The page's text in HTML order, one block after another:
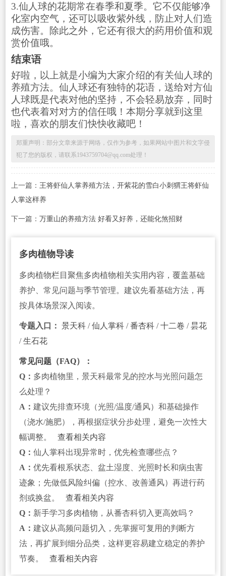
3.仙人球的花期常在春季和夏季。它不仅能够净
化室内空气，还可以吸收紫外线，防止对人们造
成伤害。除此之外，它还有很大的药用价值和观
赏价值哦。
结束语
好啦，以上就是小编为大家介绍的有关仙人球的
养殖方法。仙人球还有独特的花语，送给对方仙
人球既是代表对他的坚持，不会轻易放弃，同时
也代表着对对方的信任哦！本期分享就到这里
啦，喜欢的朋友们快快收藏吧！
郑重声明：部分文章来源于网络，仅作为参考，如果网站中图片和文字侵
犯了您的版权，请联系1943759704@qq.com处理！
上一篇： 王将虾仙人掌养殖方法，开紫花的雪白小刺猬王将虾仙
人掌这样养
下一篇： 万重山的养殖方法 好看又好养，还能化煞招财
多肉植物导读
多肉植物栏目聚焦多肉植物相关实用内容，覆盖基础
养护、常见问题与季节管理。建议先看基础方法，再
按具体场景深入阅读。
专题入口： 景天科/仙人掌科/番杏科/十二卷 /昙花
/生石花
常见问题（FAQ）：
Q： 多肉植物里，景天科最常见的控水与光照问题怎
么处理？
A： 建议先排查环境（光照/温度/通风）和基础操作
（浇水/施肥），再根据症状分步处理，避免一次性大
幅调整。
查看相关内容
Q： 仙人掌科出现异常时，优先检查哪些点？
A： 优先看根系状态、盆土湿度、光照时长和病虫害
迹象；先做低风险纠偏（控水、改善通风）再进行药
剂或换盆。
查看相关内容
Q： 新手学习多肉植物，从番杏科切入更高效吗？
A： 建议从高频问题切入，先掌握可复用的判断方
法，再扩展到细分品类，这样更容易建立稳定的养护
节奏。
查看相关内容